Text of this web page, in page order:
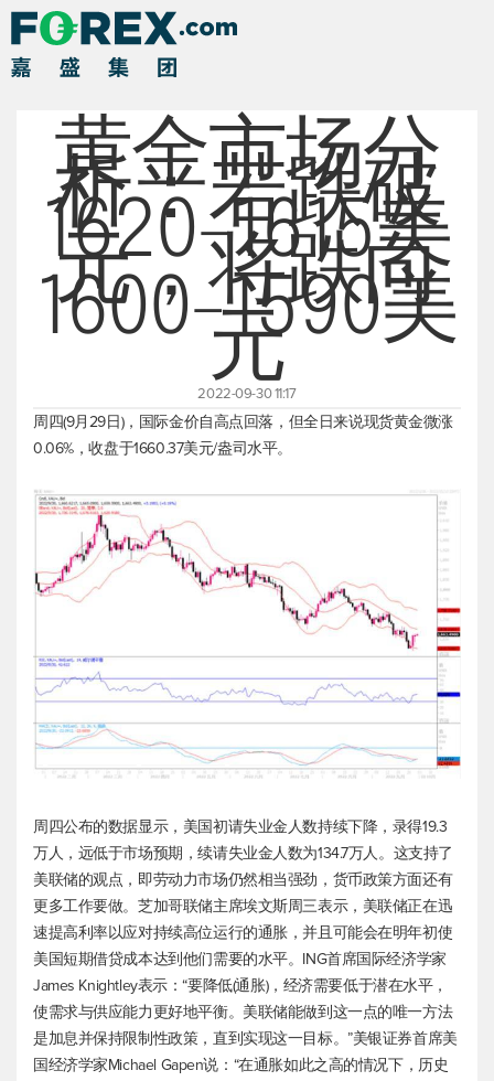
黄金市场分
析：若跌破
1620-1615美
元，将跌向
1600-1590美
元
2022-09-30 11:17
周四(9月29日)，国际金价自高点回落，但全日来说现货黄金微涨
0.06%，收盘于1660.37美元/盎司水平。
周四公布的数据显示，美国初请失业金人数持续下降，录得19.3
万人，远低于市场预期，续请失业金人数为134.7万人。这支持了
美联储的观点，即劳动力市场仍然相当强劲，货币政策方面还有
更多工作要做。芝加哥联储主席埃文斯周三表示，美联储正在迅
速提高利率以应对持续高位运行的通胀，并且可能会在明年初使
美国短期借贷成本达到他们需要的水平。ING首席国际经济学家
James Knightley表示：“要降低(通胀)，经济需要低于潜在水平，
使需求与供应能力更好地平衡。美联储能做到这一点的唯一方法
是加息并保持限制性政策，直到实现这一目标。”美银证券首席美
国经济学家Michael Gapen说：“在通胀如此之高的情况下，历史